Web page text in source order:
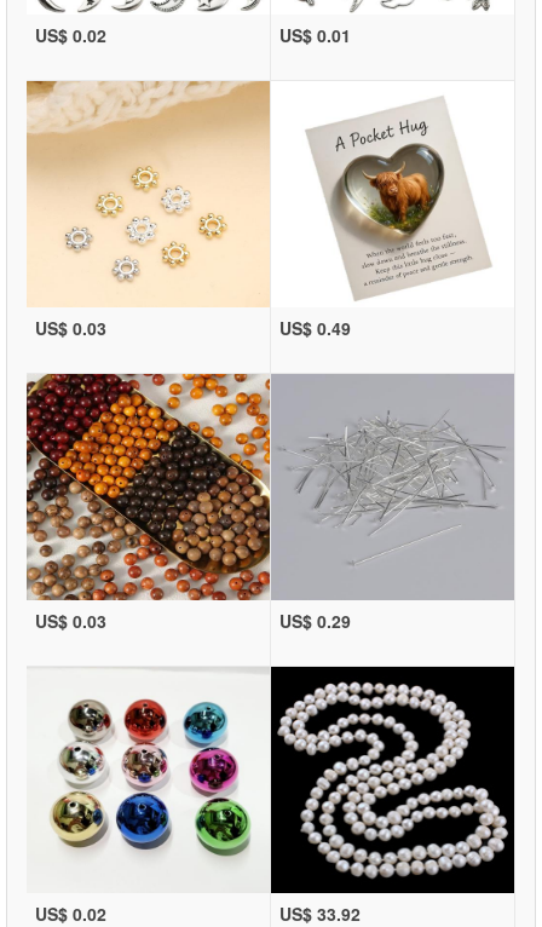
US$ 0.02 US$ 0.01
US$ 0.03 US$ 0.49
US$ 0.03 US$ 0.29
US$ 0.02 US$ 33.92